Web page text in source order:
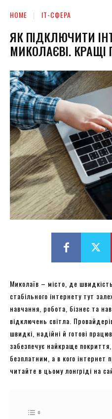
HOME ІТ-СФЕРА
ЯК ПІДКЛЮЧИТИ
МИКОЛАЄВІ. КРАЩІ
Миколаїв – місто, де
стабільного інтернету тут
навчання, робота, бізнес та
відключень світла.
швидкі, надійні й готові
забезпечує найкраще
безплатним, а в кого інтернет
читайте в цьому лонгріді на